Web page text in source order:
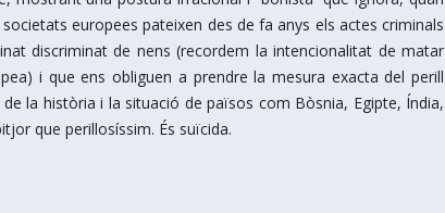
europees pateixen des de fa anys els actes criminals
discriminat de nens (recordem la intencionalitat de matar
i que ens obliguen a prendre la mesura exacta del perill
la història i la situació de països com Bòsnia, Egipte, Índia,
que perillosíssim. És suïcida.